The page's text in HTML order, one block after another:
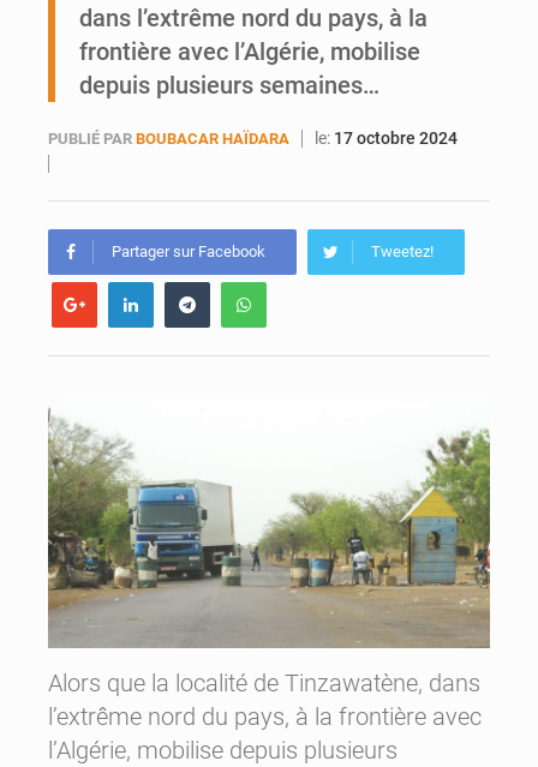
Emploi des jeunes au Mali : des compétences encore difficiles à valoriser
dans l’extrême nord du pays, à la
frontière avec l’Algérie, mobilise
depuis plusieurs semaines…
PUBLIÉ PAR BOUBACAR HAÏDARA le: 17 octobre 2024
Partager sur Facebook Tweetez!
Alors que la localité de Tinzawatène, dans
l’extrême nord du pays, à la frontière avec
l’Algérie, mobilise depuis plusieurs